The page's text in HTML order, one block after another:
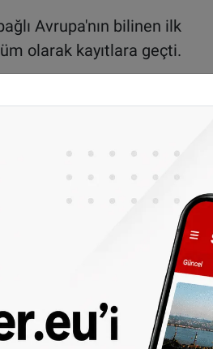
Avrupa'nın bilinen ilk
olarak kayıtlara geçti.
bin 298 maymun çiçeği
kaldırıldığı bilgisi verildi.
İspanya'da saptandığı
olmak üzere dünyada
Halk Sağlığı Acil
18 binin üzerinde
yüzde 25'ini de